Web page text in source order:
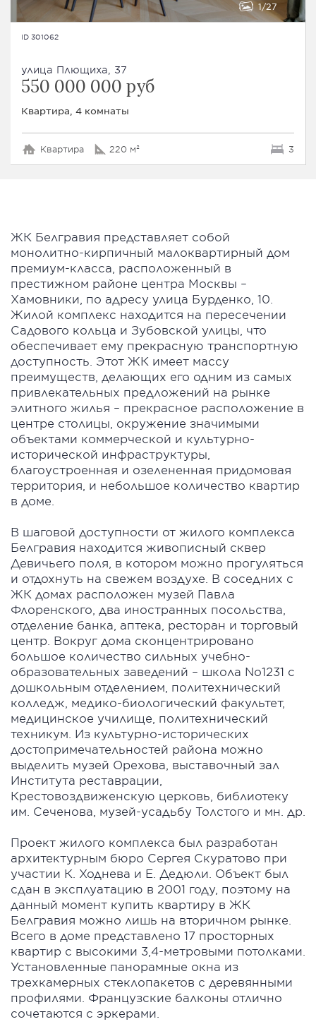
1 27
ID 301062
улица Плющиха, 37
550 000 000 руб
Квартира, 4 комнаты
Квартира 220 м² 3
ЖК Белгравия представляет собой
монолитно-кирпичный малоквартирный дом
премиум-класса, расположенный в
престижном районе центра Москвы –
Хамовники, по адресу улица Бурденко, 10.
Жилой комплекс находится на пересечении
Садового кольца и Зубовской улицы, что
обеспечивает ему прекрасную транспортную
доступность. Этот ЖК имеет массу
преимуществ, делающих его одним из самых
привлекательных предложений на рынке
элитного жилья – прекрасное расположение в
центре столицы, окружение значимыми
объектами коммерческой и культурно-
исторической инфраструктуры,
благоустроенная и озелененная придомовая
территория, и небольшое количество квартир
в доме.
В шаговой доступности от жилого комплекса
Белгравия находится живописный сквер
Девичьего поля, в котором можно прогуляться
и отдохнуть на свежем воздухе. В соседних с
ЖК домах расположен музей Павла
Флоренского, два иностранных посольства,
отделение банка, аптека, ресторан и торговый
центр. Вокруг дома сконцентрировано
большое количество сильных учебно-
образовательных заведений – школа No1231 с
дошкольным отделением, политехнический
колледж, медико-биологический факультет,
медицинское училище, политехнический
техникум. Из культурно-исторических
достопримечательностей района можно
выделить музей Орехова, выставочный зал
Института реставрации,
Крестовоздвиженскую церковь, библиотеку
им. Сеченова, музей-усадьбу Толстого и мн. др.
Проект жилого комплекса был разработан
архитектурным бюро Сергея Скуратово при
участии К. Ходнева и Е. Дедюли. Объект был
сдан в эксплуатацию в 2001 году, поэтому на
данный момент купить квартиру в ЖК
Белгравия можно лишь на вторичном рынке.
Всего в доме представлено 17 просторных
квартир с высокими 3,4-метровыми потолками.
Установленные панорамные окна из
трехкамерных стеклопакетов с деревянными
профилями. Французские балконы отлично
сочетаются с эркерами.